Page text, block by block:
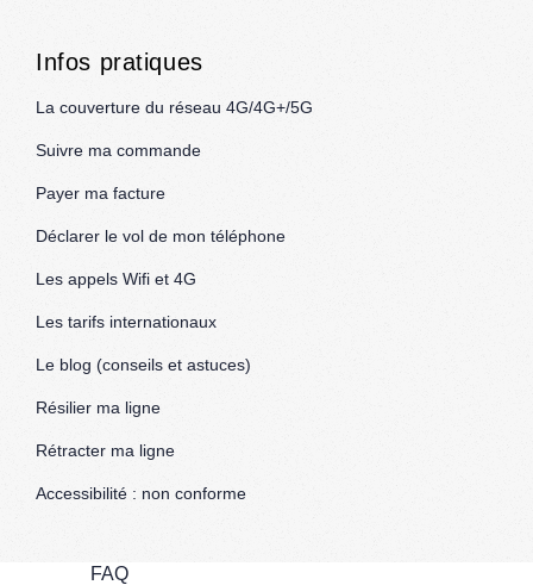
Infos pratiques
La couverture du réseau 4G/4G+/5G
Suivre ma commande
Payer ma facture
Déclarer le vol de mon téléphone
Les appels Wifi et 4G
Les tarifs internationaux
Le blog (conseils et astuces)
Résilier ma ligne
Rétracter ma ligne
Accessibilité : non conforme
FAQ